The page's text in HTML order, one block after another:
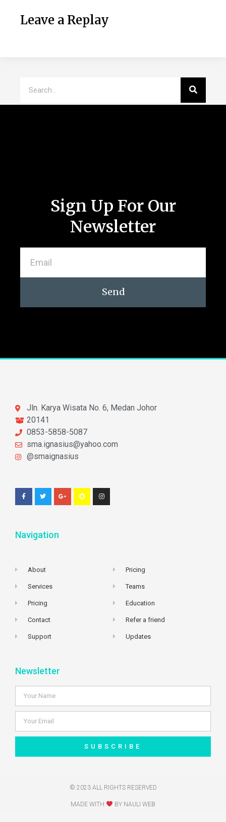
Leave a Replay
Sign Up For Our
Newsletter
Send
Jln. Karya Wisata No. 6, Medan Johor
20141
0853-5858-5087
sma.ignasius@yahoo.com
@smaignasius
Navigation
About
Services
Pricing
Contact
Support
Pricing
Teams
Education
Refer a friend
Updates
Newsletter
SUBSCRIBE
© 2023 ALL RIGHTS RESERVED
MADE WITH BY NAULI WEB